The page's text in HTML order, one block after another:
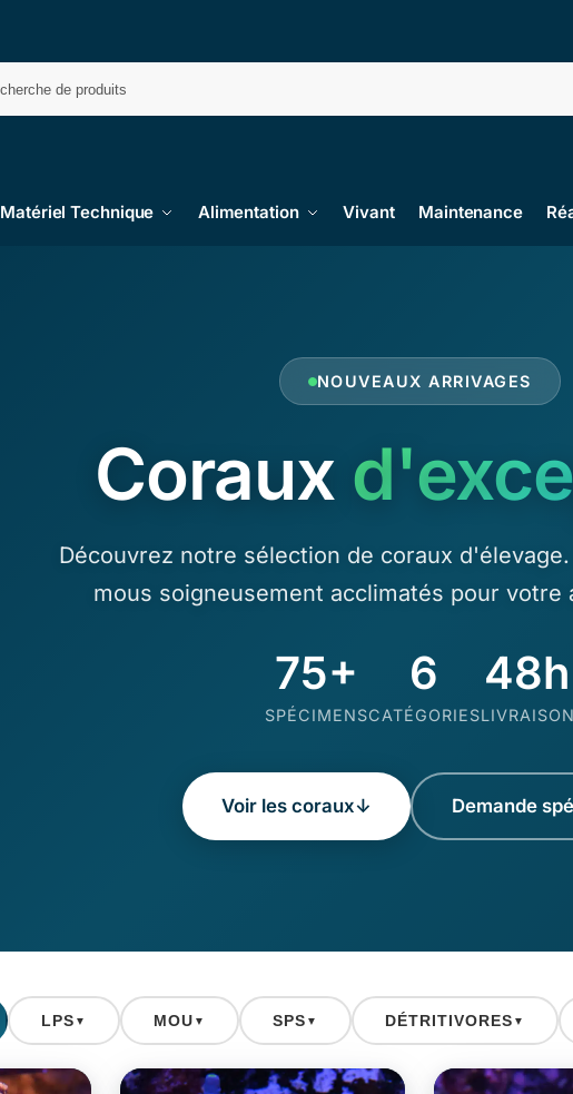
Matériel Technique Alimentation Vivant Maintenance
NOUVEAUX ARRIVAGES
Coraux
Découvrez notre sélection de coraux d'élevage.
mous soigneusement acclimatés pour votre
75+
SPÉCIMENS
6
CATÉGORIES
48h
LIVRAISON
Voir les coraux↓ Demande
LPS ▼ MOU ▼ SPS ▼ DÉTRITIVORES ▼